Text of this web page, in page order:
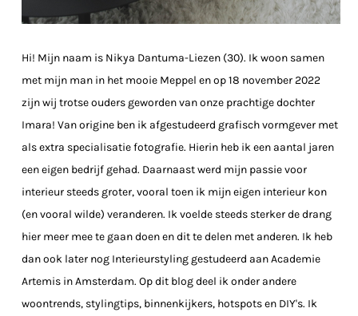
Hi! Mijn naam is Nikya Dantuma-Liezen (30). Ik woon samen
met mijn man in het mooie Meppel en op 18 november 2022
zijn wij trotse ouders geworden van onze prachtige dochter
Imara! Van origine ben ik afgestudeerd grafisch vormgever met
als extra specialisatie fotografie. Hierin heb ik een aantal jaren
een eigen bedrijf gehad. Daarnaast werd mijn passie voor
interieur steeds groter, vooral toen ik mijn eigen interieur kon
(en vooral wilde) veranderen. Ik voelde steeds sterker de drang
hier meer mee te gaan doen en dit te delen met anderen. Ik heb
dan ook later nog Interieurstyling gestudeerd aan Academie
Artemis in Amsterdam. Op dit blog deel ik onder andere
woontrends, stylingtips, binnenkijkers, hotspots en DIY's. Ik